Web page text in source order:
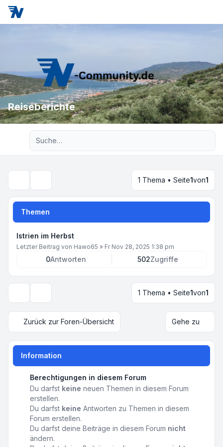
Reiseberichte
1 Thema • Seite1von1
Themen
Istrien im Herbst
Letzter Beitrag von Hawo65 » Fr Nov 28, 2025 1:38 pm
0Antworten 502Zugriffe
Anzeige- und Sortierungs-Einstellungen1 Thema • Seite1von1
Zurück zur Foren-Übersicht Gehe zu
Information
Berechtigungen in diesem Forum
Du darfst keine neuen Themen in diesem Forum
erstellen.
Du darfst keine Antworten zu Themen in diesem
Forum erstellen.
Du darfst deine Beiträge in diesem Forum nicht
ändern.